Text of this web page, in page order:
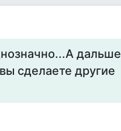
дальше
сделаете другие